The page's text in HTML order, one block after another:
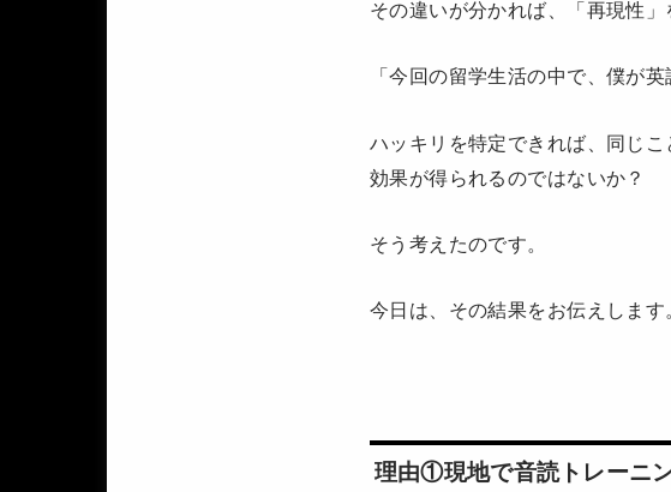
その違いが分かれば、「再現性
「今回の留学生活の中で、僕が英
ハッキリを特定できれば、同じ
効果が得られるのではないか？
そう考えたのです。
今日は、その結果をお伝えします
理由①現地で音読トレーニ